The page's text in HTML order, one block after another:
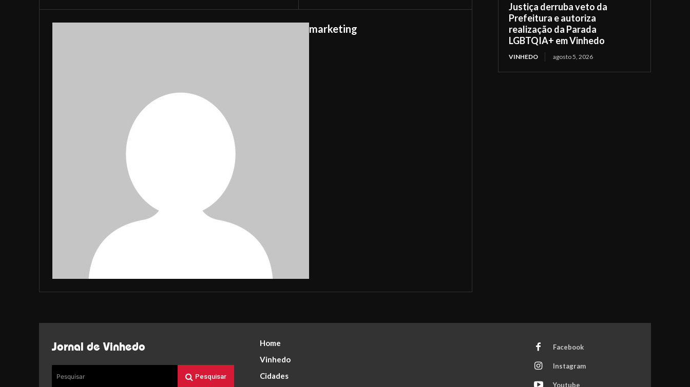
marketing
Justiça derruba veto da
Prefeitura e autoriza
realização da Parada
LGBTQIA+ em Vinhedo
VINHEDO agosto 5, 2026
Jornal de Vinhedo
Pesquisar Pesquisar
Home
Vinhedo
Cidades
Facebook
Instagram
Youtube